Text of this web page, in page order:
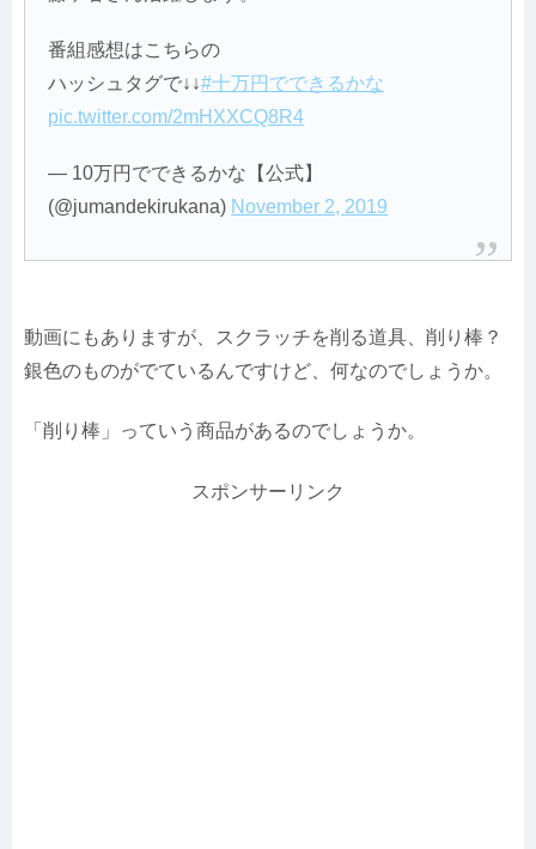
番組感想はこちらの
ハッシュタグで↓↓#十万円でできるかな
pic.twitter.com/2mHXXCQ8R4
— 10万円でできるかな【公式】
(@jumandekirukana) November 2, 2019
動画にもありますが、スクラッチを削る道具、削り棒？
銀色のものがでているんですけど、何なのでしょうか。
「削り棒」っていう商品があるのでしょうか。
スポンサーリンク